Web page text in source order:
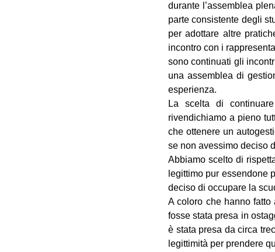
durante l’assemblea
parte consistente degli
per adottare altre
incontro con i
sono continuati gli
una assemblea di
esperienza.
La scelta di
rivendichiamo a pieno
che ottenere un
se non avessimo deciso
Abbiamo scelto di
legittimo pur essendone
deciso di occupare la
A coloro che hanno
fosse stata presa in
è stata presa da circa
legittimità per prendere